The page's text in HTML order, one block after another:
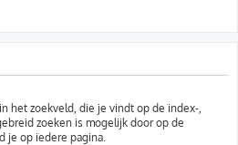
het zoekveld, die je vindt op de index-,
zoeken is mogelijk door op de
je op iedere pagina.